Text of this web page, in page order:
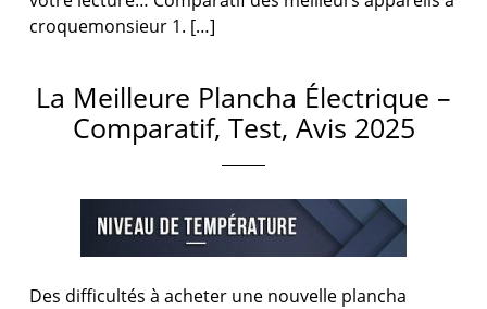
croquemonsieur 1. […]
La Meilleure Plancha Électrique –
Comparatif, Test, Avis 2025
Des difficultés à acheter une nouvelle plancha